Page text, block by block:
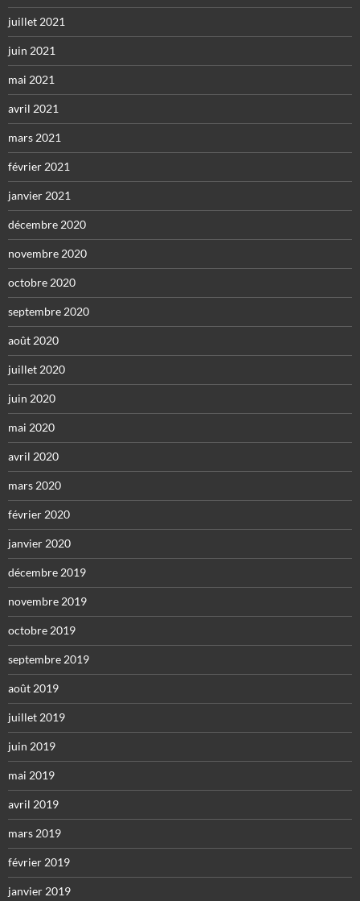
juillet 2021
juin 2021
mai 2021
avril 2021
mars 2021
février 2021
janvier 2021
décembre 2020
novembre 2020
octobre 2020
septembre 2020
août 2020
juillet 2020
juin 2020
mai 2020
avril 2020
mars 2020
février 2020
janvier 2020
décembre 2019
novembre 2019
octobre 2019
septembre 2019
août 2019
juillet 2019
juin 2019
mai 2019
avril 2019
mars 2019
février 2019
janvier 2019